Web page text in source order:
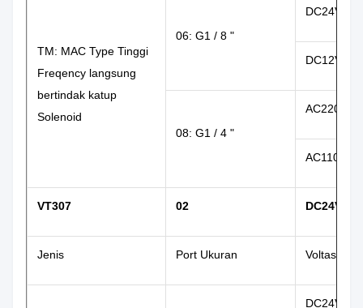
TM: MAC Type Tinggi
Freqency langsung
bertindak katup
Solenoid
06: G1 / 8 "
DC24V:
DC12V:
08: G1 / 4 "
AC220V:
AC110V:
VT307 02 DC24V
Jenis Port Ukuran Voltase
DC24V: